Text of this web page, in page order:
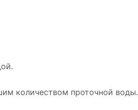
количеством проточной воды.